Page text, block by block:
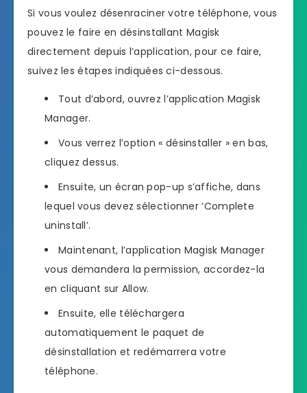
Si vous voulez désenraciner votre téléphone, vous
pouvez le faire en désinstallant Magisk
directement depuis l’application, pour ce faire,
suivez les étapes indiquées ci-dessous.
Tout d’abord, ouvrez l’application Magisk
Manager.
Vous verrez l’option « désinstaller » en bas,
cliquez dessus.
Ensuite, un écran pop-up s’affiche, dans
lequel vous devez sélectionner ‘Complete
uninstall’.
Maintenant, l’application Magisk Manager
vous demandera la permission, accordez-la
en cliquant sur Allow.
Ensuite, elle téléchargera
automatiquement le paquet de
désinstallation et redémarrera votre
téléphone.